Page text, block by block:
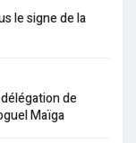
le signe de la
de
Maïga